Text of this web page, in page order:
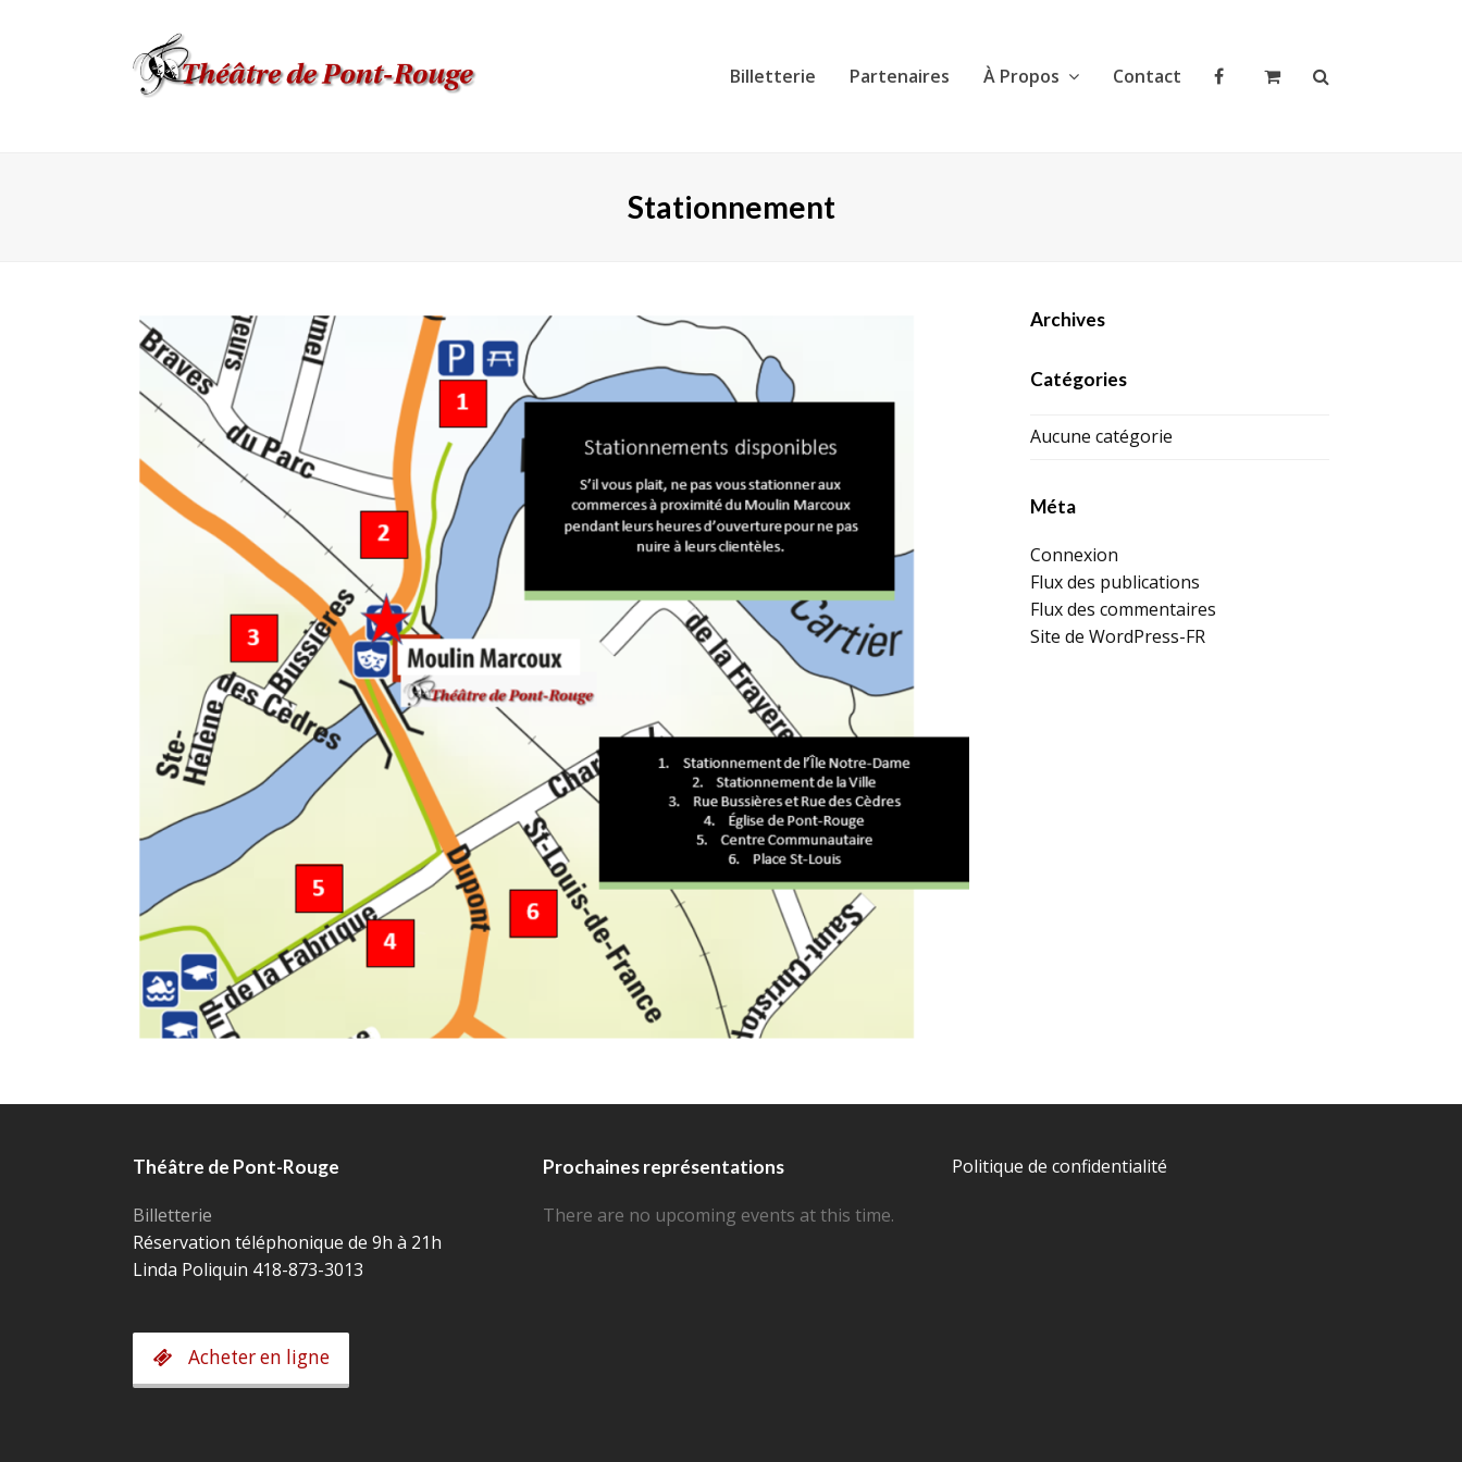
Billetterie Partenaires À Propos Contact
Stationnement
Archives
Catégories
Aucune catégorie
Méta
Connexion
Flux des publications
Flux des commentaires
Site de WordPress-FR
Théâtre de Pont-Rouge
Billetterie
Réservation téléphonique de 9h à 21h
Linda Poliquin 418-873-3013
Acheter en ligne
Prochaines représentations
There are no upcoming events at this time.
Politique de confidentialité